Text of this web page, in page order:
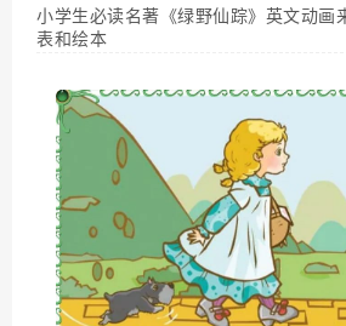
小学生必读名著《绿野仙踪》英文动画
表和绘本